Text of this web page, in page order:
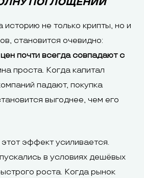
ПОГЛОЩЕНИЙ
историю не только крипты, но и
становится очевидно:
почти всегда совпадают с
проста. Когда капитал
падают, покупка
выгоднее, чем его
эффект усиливается.
в условиях дешёвых
роста. Когда рынок